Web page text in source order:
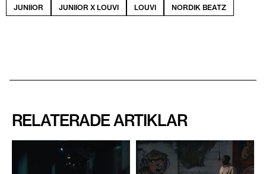
JUNIIOR JUNIIOR X LOUVI LOUVI NORDIK BEATZ
RELATERADE ARTIKLAR